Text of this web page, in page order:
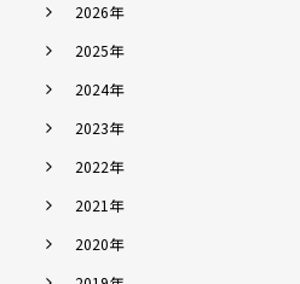
2026年
2025年
2024年
2023年
2022年
2021年
2020年